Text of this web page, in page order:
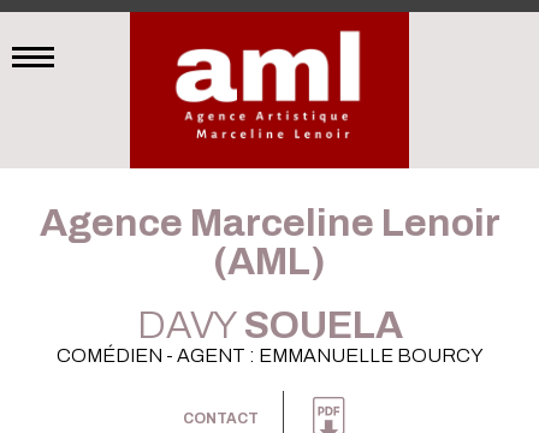
Agence Marceline Lenoir
(AML)
DAVYSOUELA
COMÉDIEN - AGENT : EMMANUELLE BOURCY
CONTACT